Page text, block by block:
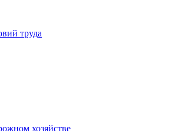
труда
хозяйстве